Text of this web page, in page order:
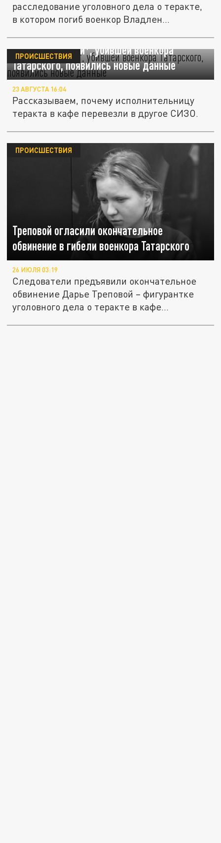
расследование уголовного дела о теракте,
в котором погиб военкор Владлен...
В деле Треповой*, убившей военкора
Татарского, появились новые данные
ПРОИСШЕСТВИЯ
23 АВГУСТА 16:04
Рассказываем, почему исполнительницу
теракта в кафе перевезли в другое СИЗО.
Треповой огласили окончательное
обвинение в гибели военкора Татарского
ПРОИСШЕСТВИЯ
26 ИЮЛЯ 03:19
Следователи предъявили окончательное
обвинение Дарье Треповой – фигурантке
уголовного дела о теракте в кафе...